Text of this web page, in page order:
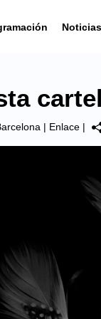
Noticias
| Enlace |